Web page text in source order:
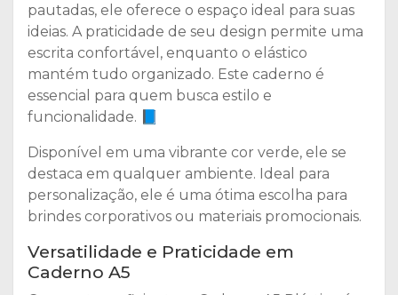
pautadas, ele oferece o espaço ideal para suas
ideias. A praticidade de seu design permite uma
escrita confortável, enquanto o elástico
mantém tudo organizado. Este caderno é
essencial para quem busca estilo e
funcionalidade. 📘
Disponível em uma vibrante cor verde, ele se
destaca em qualquer ambiente. Ideal para
personalização, ele é uma ótima escolha para
brindes corporativos ou materiais promocionais.
Versatilidade e Praticidade em
Caderno A5